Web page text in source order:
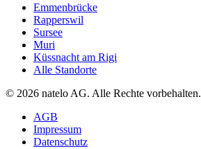
Emmenbrücke
Rapperswil
Sursee
Muri
Küssnacht am Rigi
Alle Standorte
© 2026 natelo AG. Alle Rechte vorbehalten.
AGB
Impressum
Datenschutz